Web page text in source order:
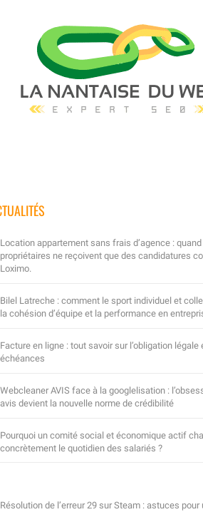
Location appartement sans frais d’agence :
propriétaires ne reçoivent que des candidatures
Loximo.
Bilel Latreche : comment le sport individuel et
la cohésion d’équipe et la performance en
Facture en ligne : tout savoir sur l’obligation légale
échéances
Webcleaner AVIS face à la googlelisation :
avis devient la nouvelle norme de crédibilité
Pourquoi un comité social et économique actif
concrètement le quotidien des salariés ?
Résolution de l’erreur 29 sur Steam : astuces pour